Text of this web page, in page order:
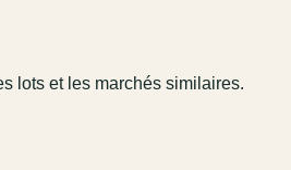
lots et les marchés similaires.